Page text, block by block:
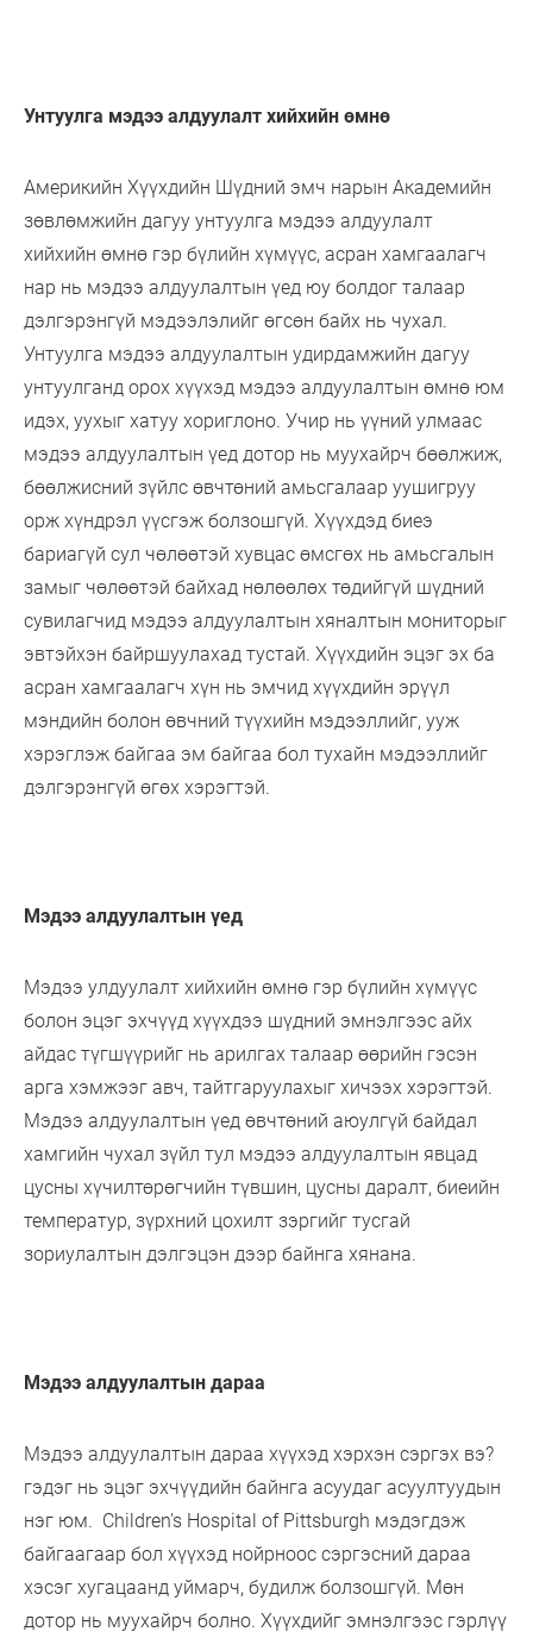
Унтуулга мэдээ алдуулалт хийхийн өмнө
Америкийн Хүүхдийн Шүдний эмч нарын Академийн
зөвлөмжийн дагуу унтуулга мэдээ алдуулалт
хийхийн өмнө гэр бүлийн хүмүүс, асран хамгаалагч
нар нь мэдээ алдуулалтын үед юу болдог талаар
дэлгэрэнгүй мэдээлэлийг өгсөн байх нь чухал.
Унтуулга мэдээ алдуулалтын удирдамжийн дагуу
унтуулганд орох хүүхэд мэдээ алдуулалтын өмнө юм
идэх, уухыг хатуу хориглоно. Учир нь үүний улмаас
мэдээ алдуулалтын үед дотор нь муухайрч бөөлжиж,
бөөлжисний зүйлс өвчтөний амьсгалаар уушигруу
орж хүндрэл үүсгэж болзошгүй. Хүүхдэд биеэ
бариагүй сул чөлөөтэй хувцас өмсгөх нь амьсгалын
замыг чөлөөтэй байхад нөлөөлөх төдийгүй шүдний
сувилагчид мэдээ алдуулалтын хяналтын мониторыг
эвтэйхэн байршуулахад тустай. Хүүхдийн эцэг эх ба
асран хамгаалагч хүн нь эмчид хүүхдийн эрүүл
мэндийн болон өвчний түүхийн мэдээллийг, ууж
хэрэглэж байгаа эм байгаа бол тухайн мэдээллийг
дэлгэрэнгүй өгөх хэрэгтэй.
Мэдээ алдуулалтын үед
Мэдээ улдуулалт хийхийн өмнө гэр бүлийн хүмүүс
болон эцэг эхчүүд хүүхдээ шүдний эмнэлгээс айх
айдас түгшүүрийг нь арилгах талаар өөрийн гэсэн
арга хэмжээг авч, тайтгаруулахыг хичээх хэрэгтэй.
Мэдээ алдуулалтын үед өвчтөний аюулгүй байдал
хамгийн чухал зүйл тул мэдээ алдуулалтын явцад
цусны хүчилтөрөгчийн түвшин, цусны даралт, биеийн
температур, зүрхний цохилт зэргийг тусгай
зориулалтын дэлгэцэн дээр байнга хянана.
Мэдээ алдуулалтын дараа
Мэдээ алдуулалтын дараа хүүхэд хэрхэн сэргэх вэ?
гэдэг нь эцэг эхчүүдийн байнга асуудаг асуултуудын
нэг юм. Children's Hospital of Pittsburgh мэдэгдэж
байгаагаар бол хүүхэд нойрноос сэргэсний дараа
хэсэг хугацаанд уймарч, будилж болзошгүй. Мөн
дотор нь муухайрч болно. Хүүхдийг эмнэлгээс гэрлүү